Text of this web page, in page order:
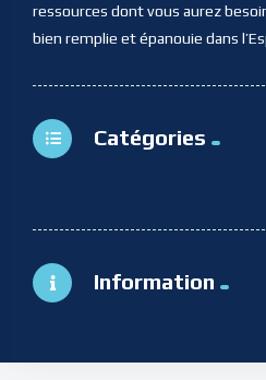
ressources dont vous aurez
bien remplie et épanouie dans
Catégories
Information